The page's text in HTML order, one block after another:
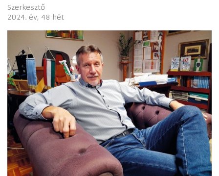
Szerkesztő
2024. év 48 hét